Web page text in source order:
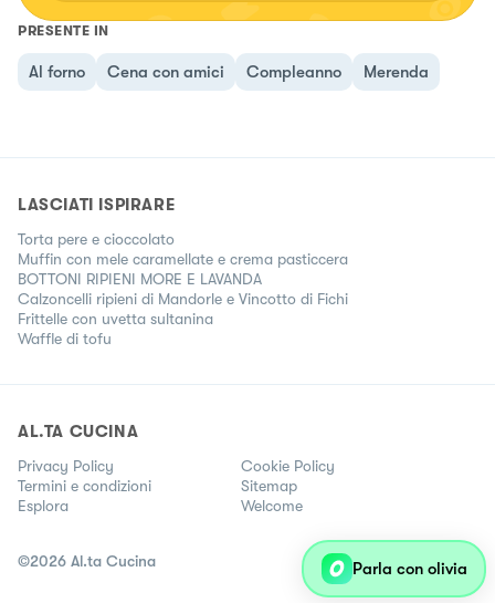
PRESENTE IN
Al forno Cena con amici Compleanno Merenda
LASCIATI ISPIRARE
Torta pere e cioccolato
Muffin con mele caramellate e crema pasticcera
BOTTONI RIPIENI MORE E LAVANDA
Calzoncelli ripieni di Mandorle e Vincotto di Fichi
Frittelle con uvetta sultanina
Waffle di tofu
AL.TA CUCINA
Privacy Policy
Cookie Policy
Termini e condizioni
Sitemap
Esplora
Welcome
©2026 Al.ta Cucina Parla con olivia